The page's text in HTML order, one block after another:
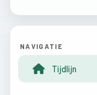
NAVIGATIE
Tijdlijn